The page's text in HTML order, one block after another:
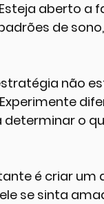
aberto a
de
não
o
é criar um
se sinta